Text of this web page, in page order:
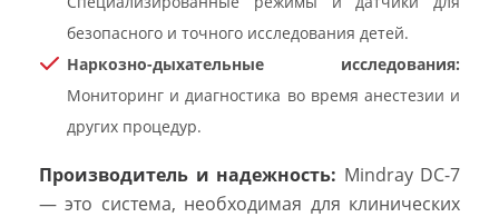
безопасного и точного исследования детей.
Наркозно-дыхательные исследования:
Мониторинг и диагностика во время анестезии и
других процедур.
Производитель и надежность: Mindray DC-7
— это система, необходимая для клинических